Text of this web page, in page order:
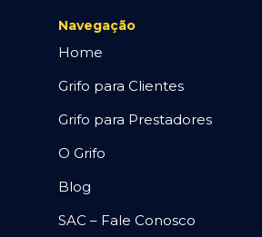
Navegação
Home
Grifo para Clientes
Grifo para Prestadores
O Grifo
Blog
SAC – Fale Conosco